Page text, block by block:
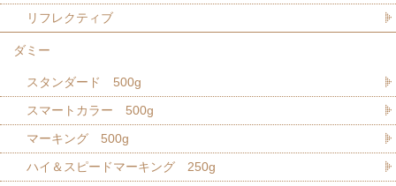
リフレクティブ
ダミー
スタンダード 500g
スマートカラー 500g
マーキング 500g
ハイ＆スピードマーキング 250g